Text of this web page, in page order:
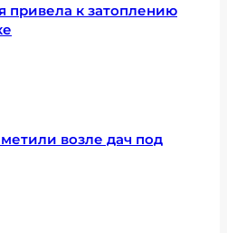
привела к затоплению
возле дач под